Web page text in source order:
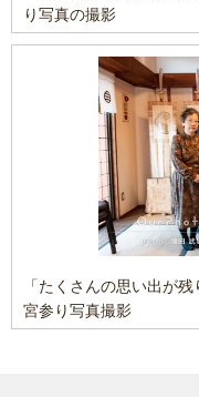
り写真の撮影
「たくさんの思い出が
宮参り写真撮影